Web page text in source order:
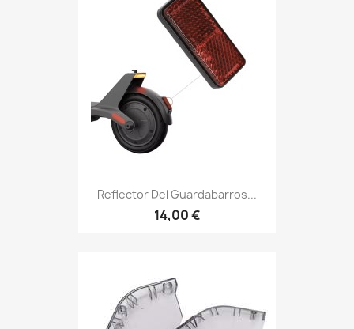
Reflector Del Guardabarros...
14,00 €